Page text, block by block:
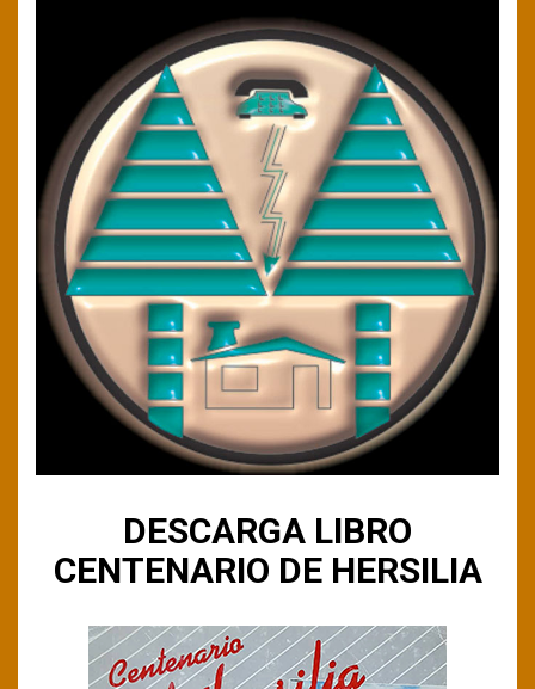
DESCARGA LIBRO
CENTENARIO DE HERSILIA